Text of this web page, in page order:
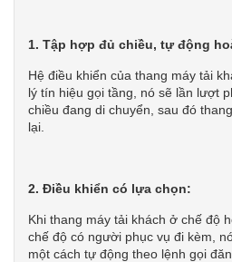
1. Tập hợp đủ chiều, tự động
Hệ điều khiển của thang máy tải
lý tín hiệu gọi tầng, nó sẽ lần lượt
chiều đang di chuyển, sau đó
lại.
2. Điều khiển có lựa chọn:
Khi thang máy tải khách ở chế độ
chế độ có người phục vụ đi kèm,
một cách tự động theo lệnh gọi